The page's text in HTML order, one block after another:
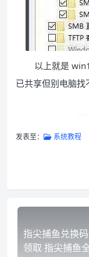
以上就是
已共享但别电脑找
发表至： 系统教程
指尖捕鱼兑换
领取 指尖捕鱼